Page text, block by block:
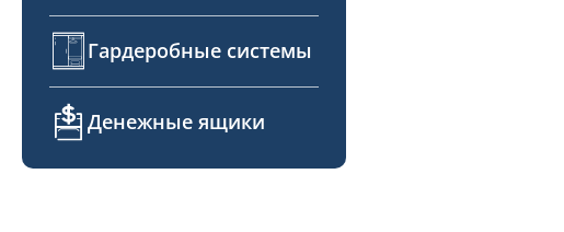
Гардеробные системы
Денежные ящики